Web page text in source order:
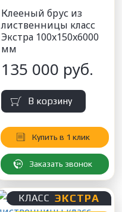
Клееный брус из
лиственницы класс
Экстра 100x150x6000
мм
135 000 руб.
В корзину
Купить в 1 клик
Заказать звонок
КЛАСС ЭКСТРА